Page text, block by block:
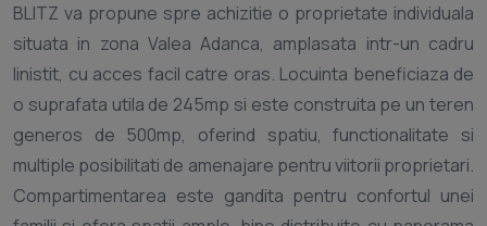
BLITZ va propune spre achizitie o proprietate individuala
situata in zona Valea Adanca, amplasata intr-un cadru
linistit, cu acces facil catre oras. Locuinta beneficiaza de
o suprafata utila de 245mp si este construita pe un teren
generos de 500mp, oferind spatiu, functionalitate si
multiple posibilitati de amenajare pentru viitorii proprietari.
Compartimentarea este gandita pentru confortul unei